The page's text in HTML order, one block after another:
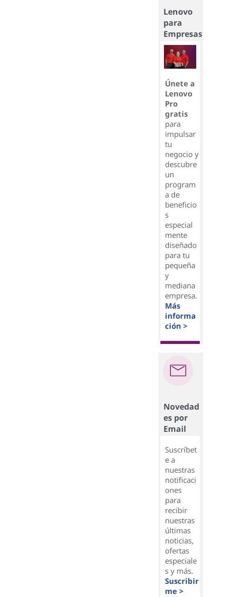
Lenovo
para
Empresas
Únete a
Lenovo
Pro
gratis
para
impulsar
tu
negocio y
descubre
un
program
a de
beneficio
s
especial
mente
diseñado
para tu
pequeña
y
mediana
empresa.
Más
informa
ción >
Novedad
es por
Email
Suscríbet
e a
nuestras
notificaci
ones
para
recibir
nuestras
últimas
noticias,
ofertas
especiale
s y más.
Suscribir
me >